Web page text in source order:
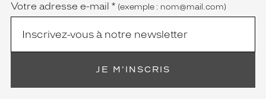
Votre adresse e-mail * (exemple : nom@mail.com)
JE M'INSCRIS